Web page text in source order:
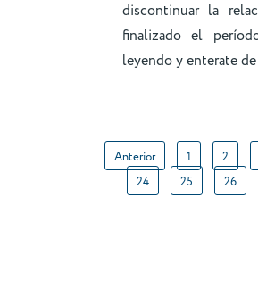
discontinuar la
finalizado el
leyendo y enterate
Anterior 1 2
24
25 26